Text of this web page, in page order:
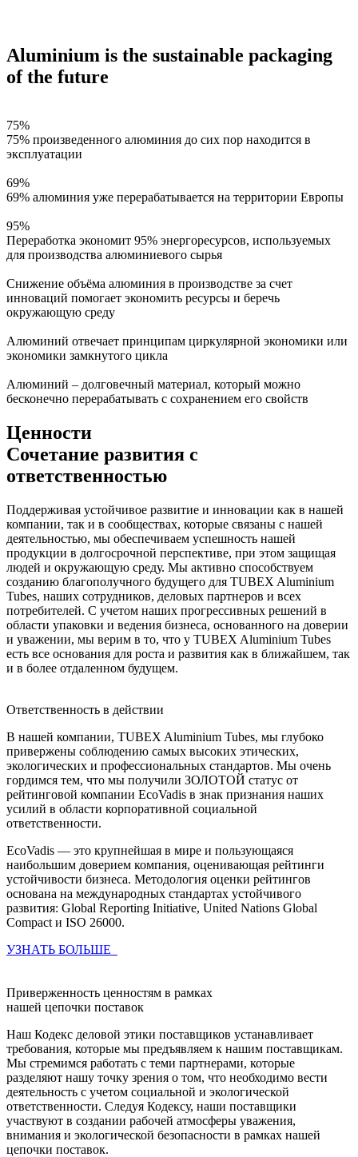
Aluminium is the sustainable packaging
of the future
75%
75% произведенного алюминия до сих пор находится в
эксплуатации
69%
69% алюминия уже перерабатывается на территории Европы
95%
Переработка экономит 95% энергоресурсов, используемых
для производства алюминиевого сырья
Снижение объёма алюминия в производстве за счет
инноваций помогает экономить ресурсы и беречь
окружающую среду
Алюминий отвечает принципам циркулярной экономики или
экономики замкнутого цикла
Алюминий – долговечный материал, который можно
бесконечно перерабатывать с сохранением его свойств
Ценности
Сочетание развития с
ответственностью
Поддерживая устойчивое развитие и инновации как в нашей
компании, так и в сообществах, которые связаны с нашей
деятельностью, мы обеспечиваем успешность нашей
продукции в долгосрочной перспективе, при этом защищая
людей и окружающую среду. Мы активно способствуем
созданию благополучного будущего для TUBEX Aluminium
Tubes, наших сотрудников, деловых партнеров и всех
потребителей. С учетом наших прогрессивных решений в
области упаковки и ведения бизнеса, основанного на доверии
и уважении, мы верим в то, что у TUBEX Aluminium Tubes
есть все основания для роста и развития как в ближайшем, так
и в более отдаленном будущем.
Ответственность в действии
В нашей компании, TUBEX Aluminium Tubes, мы глубоко
привержены соблюдению самых высоких этических,
экологических и профессиональных стандартов. Мы очень
гордимся тем, что мы получили ЗОЛОТОЙ статус от
рейтинговой компании EcoVadis в знак признания наших
усилий в области корпоративной социальной
ответственности.
EcoVadis — это крупнейшая в мире и пользующаяся
наибольшим доверием компания, оценивающая рейтинги
устойчивости бизнеса. Методология оценки рейтингов
основана на международных стандартах устойчивого
развития: Global Reporting Initiative, United Nations Global
Compact и ISO 26000.
УЗНАТЬ БОЛЬШЕ
Приверженность ценностям в рамках
нашей цепочки поставок
Наш Кодекс деловой этики поставщиков устанавливает
требования, которые мы предъявляем к нашим поставщикам.
Мы стремимся работать с теми партнерами, которые
разделяют нашу точку зрения о том, что необходимо вести
деятельность с учетом социальной и экологической
ответственности. Следуя Кодексу, наши поставщики
участвуют в создании рабочей атмосферы уважения,
внимания и экологической безопасности в рамках нашей
цепочки поставок.